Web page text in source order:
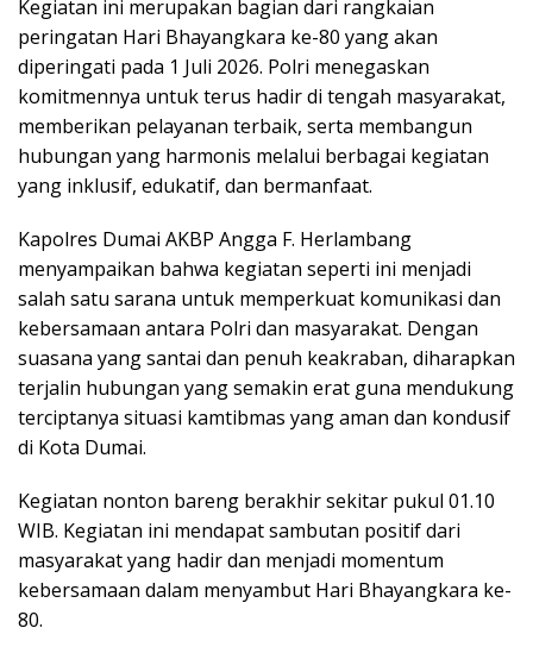
Kegiatan ini merupakan bagian dari rangkaian
peringatan Hari Bhayangkara ke-80 yang akan
diperingati pada 1 Juli 2026. Polri menegaskan
komitmennya untuk terus hadir di tengah masyarakat,
memberikan pelayanan terbaik, serta membangun
hubungan yang harmonis melalui berbagai kegiatan
yang inklusif, edukatif, dan bermanfaat.
Kapolres Dumai AKBP Angga F. Herlambang
menyampaikan bahwa kegiatan seperti ini menjadi
salah satu sarana untuk memperkuat komunikasi dan
kebersamaan antara Polri dan masyarakat. Dengan
suasana yang santai dan penuh keakraban, diharapkan
terjalin hubungan yang semakin erat guna mendukung
terciptanya situasi kamtibmas yang aman dan kondusif
di Kota Dumai.
Kegiatan nonton bareng berakhir sekitar pukul 01.10
WIB. Kegiatan ini mendapat sambutan positif dari
masyarakat yang hadir dan menjadi momentum
kebersamaan dalam menyambut Hari Bhayangkara ke-
80.